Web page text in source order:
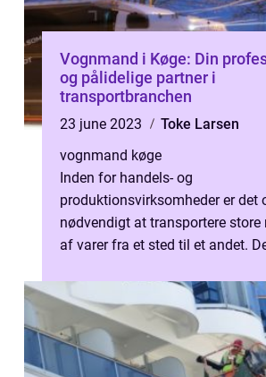
Vognmand i Køge: Din
og pålidelige partner i
transportbranchen
23 june 2023
Toke Larsen
vognmand køge
Inden for handels- og
produktionsvirksomheder er det
nødvendigt at transportere
af varer fra et sted til et andet.